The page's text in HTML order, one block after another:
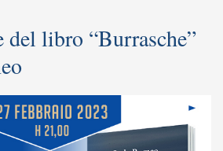
del libro “Burrasche”